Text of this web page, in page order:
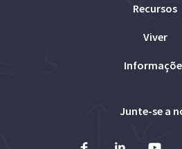
Recursos
Viver
Junte-se a